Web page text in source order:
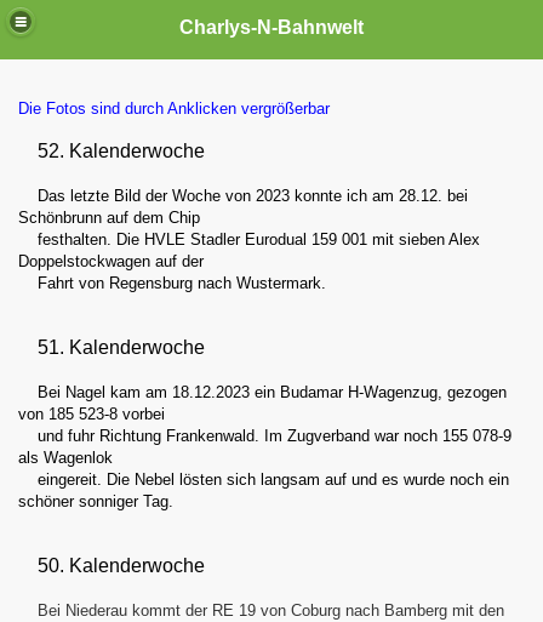
Charlys-N-Bahnwelt
Die Fotos sind durch Anklicken vergrößerbar
52. Kalenderwoche
Das letzte Bild der Woche von 2023 konnte ich am 28.12. bei
Schönbrunn auf dem Chip
festhalten. Die HVLE Stadler Eurodual 159 001 mit sieben Alex
Doppelstockwagen auf der
Fahrt von Regensburg nach Wustermark.
51. Kalenderwoche
Bei Nagel kam am 18.12.2023 ein Budamar H-Wagenzug, gezogen
von 185 523-8 vorbei
und fuhr Richtung Frankenwald. Im Zugverband war noch 155 078-9
als Wagenlok
eingereit. Die Nebel lösten sich langsam auf und es wurde noch ein
schöner sonniger Tag.
50. Kalenderwoche
Bei Niederau kommt der RE 19 von Coburg nach Bamberg mit den